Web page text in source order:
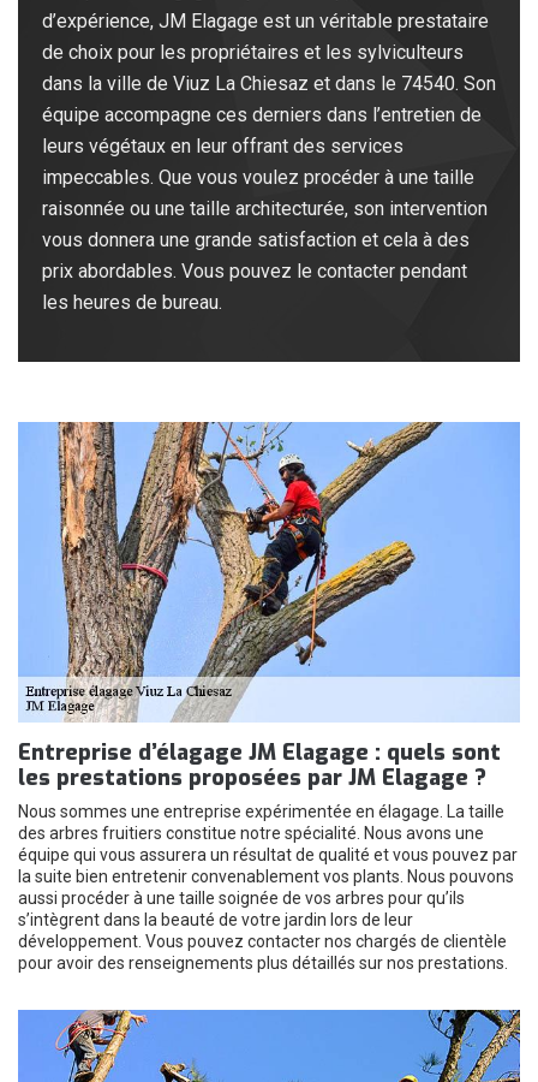
d’expérience, JM Elagage est un véritable prestataire
de choix pour les propriétaires et les sylviculteurs
dans la ville de Viuz La Chiesaz et dans le 74540. Son
équipe accompagne ces derniers dans l’entretien de
leurs végétaux en leur offrant des services
impeccables. Que vous voulez procéder à une taille
raisonnée ou une taille architecturée, son intervention
vous donnera une grande satisfaction et cela à des
prix abordables. Vous pouvez le contacter pendant
les heures de bureau.
Entreprise d’élagage JM Elagage : quels sont
les prestations proposées par JM Elagage ?
Nous sommes une entreprise expérimentée en élagage. La taille
des arbres fruitiers constitue notre spécialité. Nous avons une
équipe qui vous assurera un résultat de qualité et vous pouvez par
la suite bien entretenir convenablement vos plants. Nous pouvons
aussi procéder à une taille soignée de vos arbres pour qu’ils
s’intègrent dans la beauté de votre jardin lors de leur
développement. Vous pouvez contacter nos chargés de clientèle
pour avoir des renseignements plus détaillés sur nos prestations.